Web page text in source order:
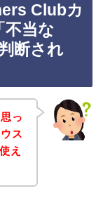
Clubカ
不当な
断され
っ
ス
え